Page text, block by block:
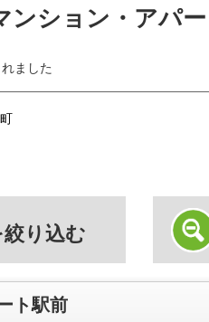
ンション・アパー
ました
絞り込む
ト駅前